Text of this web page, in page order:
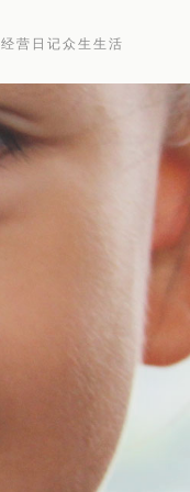
经营 日记众生 生活